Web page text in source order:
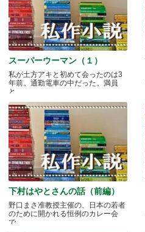
スーパーウーマン（１）
私が土方アキと初めて会ったのは3
年前。通勤電車の中だった。満員
と.....
下村はやとさんの話（前編）
野口まさ准教授主催の、日本の若者
のために開かれる恒例のカレー会
で.....